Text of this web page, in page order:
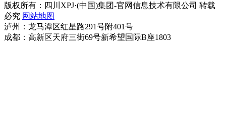
版权所有：四川XPJ·(中国)集团-官网信息技术有限公司 转载
必究 网站地图
泸州：龙马潭区红星路291号附401号
成都：高新区天府三街69号新希望国际B座1803